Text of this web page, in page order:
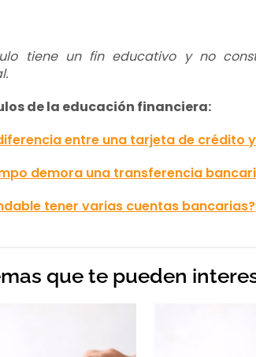
tiene un fin educativo y no
de la educación financiera:
entre una tarjeta de crédito
demora una transferencia
tener varias cuentas bancarias?
que te pueden